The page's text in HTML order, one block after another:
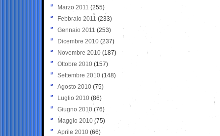
Marzo 2011 (255)
Febbraio 2011 (233)
Gennaio 2011 (253)
Dicembre 2010 (237)
Novembre 2010 (187)
Ottobre 2010 (157)
Settembre 2010 (148)
Agosto 2010 (75)
Luglio 2010 (86)
Giugno 2010 (76)
Maggio 2010 (75)
Aprile 2010 (66)